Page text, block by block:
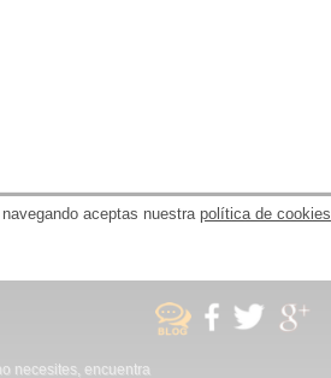
necesites, encuentra
aceptas nuestrapolítica de cookies